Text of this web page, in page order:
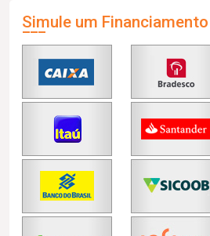
Simule um Financiamento